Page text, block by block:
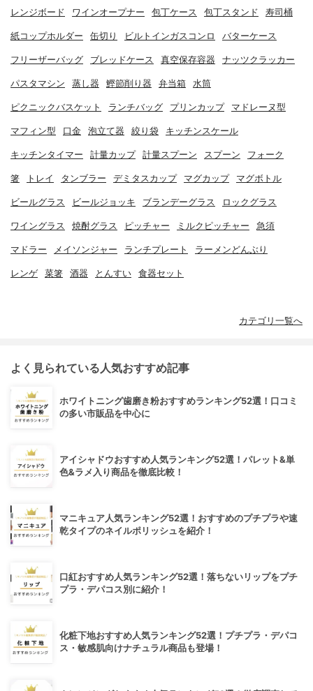
レンジボード ワインオープナー 包丁ケース 包丁スタンド 寿司桶
紙コップホルダー 缶切り ビルトインガスコンロ バターケース
フリーザーバッグ ブレッドケース 真空保存容器 ナッツクラッカー
パスタマシン 蒸し器 鰹節削り器 弁当箱 水筒
ピクニックバスケット ランチバッグ プリンカップ マドレーヌ型
マフィン型 口金 泡立て器 絞り袋 キッチンスケール
キッチンタイマー 計量カップ 計量スプーン スプーン フォーク
箸 トレイ タンブラー デミタスカップ マグカップ マグボトル
ビールグラス ビールジョッキ ブランデーグラス ロックグラス
ワイングラス 焼酎グラス ピッチャー ミルクピッチャー 急須
マドラー メイソンジャー ランチプレート ラーメンどんぶり
レンゲ 菜箸 酒器 とんすい 食器セット
カテゴリ一覧へ
よく見られている人気おすすめ記事
ホワイトニング歯磨き粉おすすめランキング52選！口コミ
の多い市販品を中心に
アイシャドウおすすめ人気ランキング52選！パレット&単
色&ラメ入り商品を徹底比較！
マニキュア人気ランキング52選！おすすめのプチプラや速
乾タイプのネイルポリッシュを紹介！
口紅おすすめ人気ランキング52選！落ちないリップをプチ
プラ・デパコス別に紹介！
化粧下地おすすめ人気ランキング52選！プチプラ・デパコ
ス・敏感肌向けナチュラル商品も登場！